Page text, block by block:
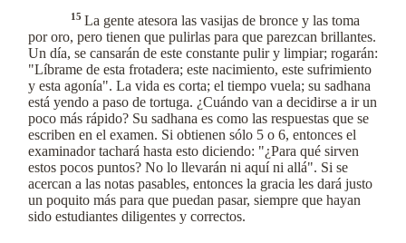
15La gente atesora las vasijas de bronce y las toma
por oro, pero tienen que pulirlas para que parezcan brillantes.
Un día, se cansarán de este constante pulir y limpiar; rogarán:
"Líbrame de esta frotadera; este nacimiento, este sufrimiento
y esta agonía". La vida es corta; el tiempo vuela; su sadhana
está yendo a paso de tortuga. ¿Cuándo van a decidirse a ir un
poco más rápido? Su sadhana es como las respuestas que se
escriben en el examen. Si obtienen sólo 5 o 6, entonces el
examinador tachará hasta esto diciendo: "¿Para qué sirven
estos pocos puntos? No lo llevarán ni aquí ni allá". Si se
acercan a las notas pasables, entonces la gracia les dará justo
un poquito más para que puedan pasar, siempre que hayan
sido estudiantes diligentes y correctos.